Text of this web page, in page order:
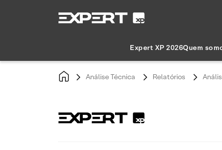
Expert XP 2026Quem
Análise Técnica Relatórios